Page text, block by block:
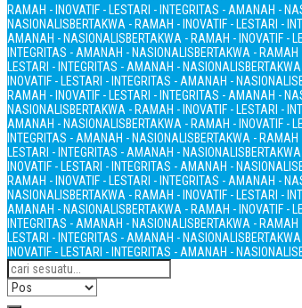
RAMAH - INOVATIF - LESTARI - INTEGRITAS - AMANAH -
NASIONALISBERTAKWA - RAMAH - INOVATIF - LESTARI -
AMANAH - NASIONALISBERTAKWA - RAMAH - INOVATIF -
INTEGRITAS - AMANAH - NASIONALISBERTAKWA -
LESTARI - INTEGRITAS - AMANAH - NASIONALIS
INOVATIF - LESTARI - INTEGRITAS - AMANAH - NASIONALIS
RAMAH - INOVATIF - LESTARI - INTEGRITAS - AMANAH -
NASIONALISBERTAKWA - RAMAH - INOVATIF - LESTARI -
AMANAH - NASIONALISBERTAKWA - RAMAH - INOVATIF -
INTEGRITAS - AMANAH - NASIONALISBERTAKWA -
LESTARI - INTEGRITAS - AMANAH - NASIONALIS
INOVATIF - LESTARI - INTEGRITAS - AMANAH - NASIONALIS
RAMAH - INOVATIF - LESTARI - INTEGRITAS - AMANAH -
NASIONALISBERTAKWA - RAMAH - INOVATIF - LESTARI -
AMANAH - NASIONALISBERTAKWA - RAMAH - INOVATIF -
INTEGRITAS - AMANAH - NASIONALISBERTAKWA -
LESTARI - INTEGRITAS - AMANAH - NASIONALIS
INOVATIF - LESTARI - INTEGRITAS - AMANAH - NASIONALIS